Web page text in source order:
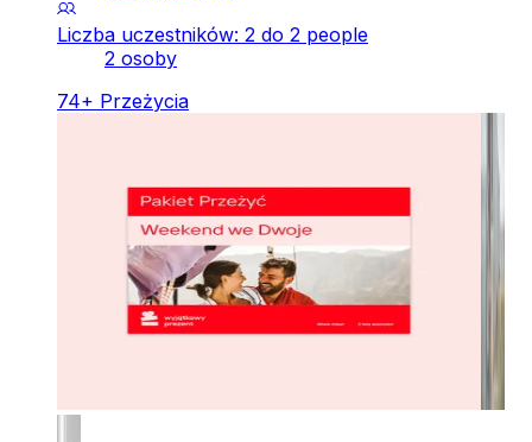
Liczba uczestników: 2 do 2 people
2 osoby
74+ Przeżycia